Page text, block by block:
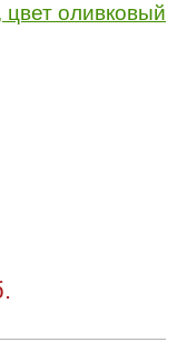
цвет оливковый